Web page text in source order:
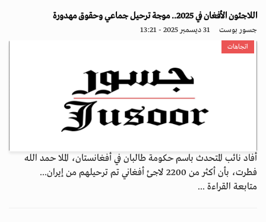
اللاجئون الأفغان في 2025.. موجة ترحيل جماعي وحقوق مهدورة
جسور بوست 31 ديسمبر 2025 - 13:21
اتجاهات
أفاد نائب المتحدث باسم حكومة طالبان في أفغانستان، الملا حمد الله
فطرت، بأن أكثر من 2200 لاجئ أفغاني تم ترحيلهم من إيران...
متابعة القراءة ...